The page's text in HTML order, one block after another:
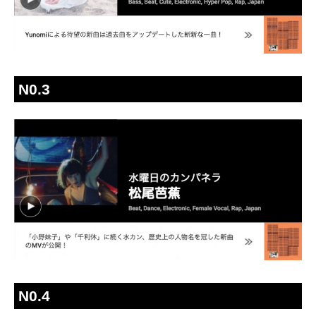
N0.3
N0.4